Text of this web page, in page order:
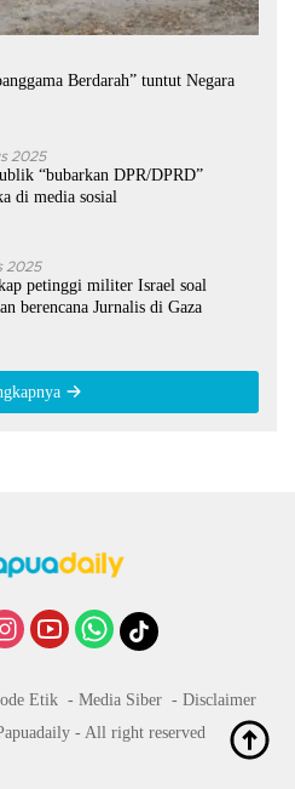
Berdarah” tuntut Negara
2025
“bubarkan DPR/DPRD”
di media sosial
2025
petinggi militer Israel soal
berencana Jurnalis di Gaza
Etik Media Siber
Disclaimer
- All right reserved